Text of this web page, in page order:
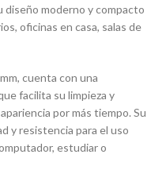
diseño moderno y compacto
oficinas en casa, salas de
cuenta con una
facilita su limpieza y
por más tiempo. Su
y resistencia para el uso
estudiar o